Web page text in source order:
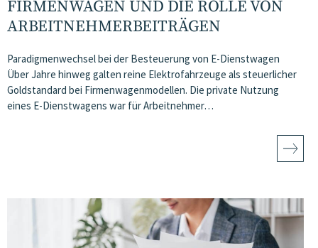
FIRMENWAGEN UND DIE ROLLE VON
ARBEITNEHMER​­BEITRÄGEN
Paradigmenwechsel bei der Besteuerung von E-Dienstwagen
Über Jahre hinweg galten reine Elektrofahrzeuge als steuerlicher
Goldstandard bei Firmenwagenmodellen. Die private Nutzung
eines E-Dienstwagens war für Arbeitnehmer…